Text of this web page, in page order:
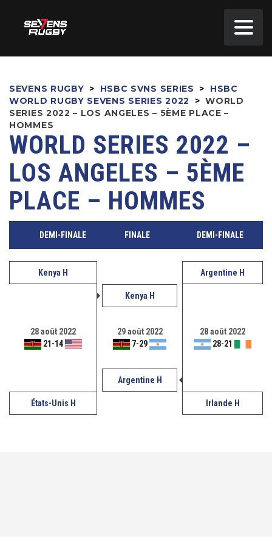
SEVENS RUGBY > HSBC SVNS SERIES >
HSBC
WORLD RUGBY SEVENS SERIES 2022
> WORLD
SERIES 2022 – LOS ANGELES – 5ÈME PLACE –
HOMMES
WORLD SERIES 2022 –
LOS ANGELES – 5ÈME
PLACE – HOMMES
DEMI-FINALE FINALE DEMI-FINALE
Kenya H Argentine H
28 août 2022
21-14
Kenya H
28 août 2022
28-21
29 août 2022
7-29
Argentine H
États-Unis H Irlande H